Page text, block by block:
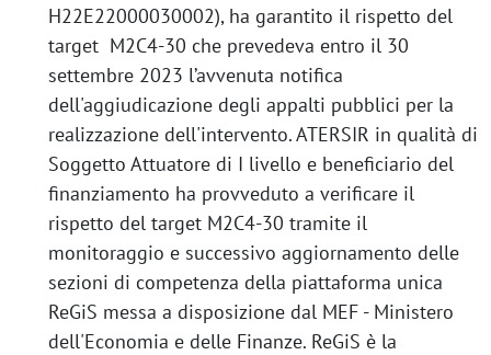
H22E22000030002), ha garantito il rispetto del
target M2C4-30 che prevedeva entro il 30
settembre 2023 l’avvenuta notifica
dell'aggiudicazione degli appalti pubblici per la
realizzazione dell'intervento. ATERSIR in qualità di
Soggetto Attuatore di I livello e beneficiario del
finanziamento ha provveduto a verificare il
rispetto del target M2C4-30 tramite il
monitoraggio e successivo aggiornamento delle
sezioni di competenza della piattaforma unica
ReGiS messa a disposizione dal MEF - Ministero
dell'Economia e delle Finanze. ReGiS è la